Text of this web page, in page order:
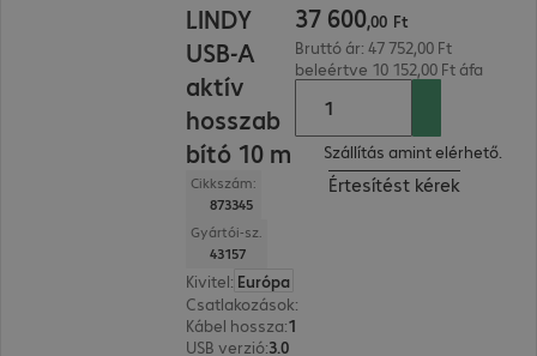
LINDY
USB-A
aktív
hosszab
bító 10 m
Cikkszám:
873345
Gyártói-sz.
43157
Kivitel: Európa
Csatlakozások:
Kábel hossza:
USB verzió:3.0
37 600,00 Ft
Bruttó ár: 47 752,00 Ft
beleértve 10 152,00 Ft áfa
Szállítás amint elérhető.
Értesítést kérek